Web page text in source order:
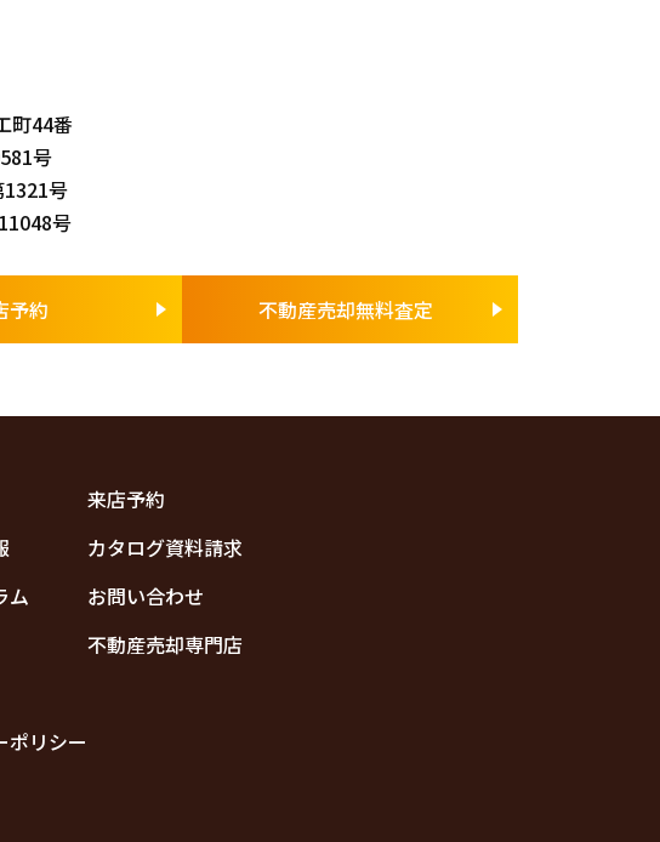
町44番
号
号
号
予約 不動産売却無料査定
ム
ポリシー
来店予約
カタログ資料請求
お問い合わせ
不動産売却専門店